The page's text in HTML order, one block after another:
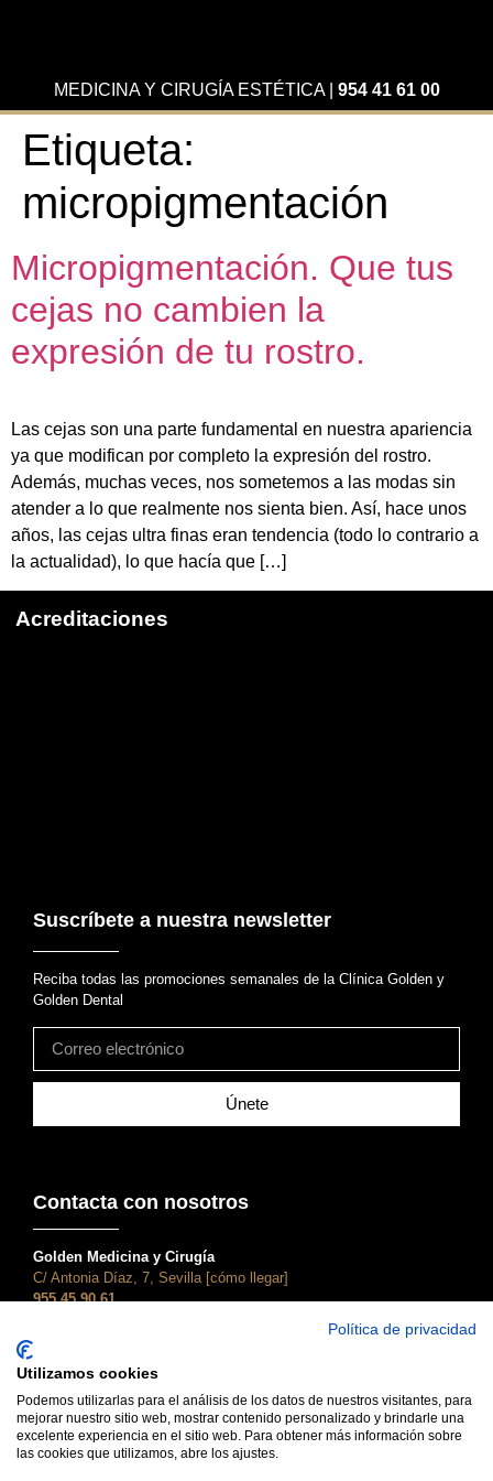
MEDICINA Y CIRUGÍA ESTÉTICA| 954 41 61 00
Etiqueta:
micropigmentación
Micropigmentación. Que tus
cejas no cambien la
expresión de tu rostro.
Las cejas son una parte fundamental en nuestra apariencia
ya que modifican por completo la expresión del rostro.
Además, muchas veces, nos sometemos a las modas sin
atender a lo que realmente nos sienta bien. Así, hace unos
años, las cejas ultra finas eran tendencia (todo lo contrario a
la actualidad), lo que hacía que […]
Acreditaciones
Suscríbete a nuestra newsletter
Reciba todas las promociones semanales de la Clínica Golden y
Golden Dental
Únete
Contacta con nosotros
Golden Medicina y Cirugía
C/ Antonia Díaz, 7, Sevilla [cómo llegar]
955 45 90 61
C/ Adriano, 28, Sevilla [cómo llegar]
955 45 90 61
dental@clinicagolden.com
Política de privacidad
Utilizamos cookies
Podemos utilizarlas para el análisis de los datos de nuestros visitantes, para
mejorar nuestro sitio web, mostrar contenido personalizado y brindarle una
excelente experiencia en el sitio web. Para obtener más información sobre
las cookies que utilizamos, abre los ajustes.